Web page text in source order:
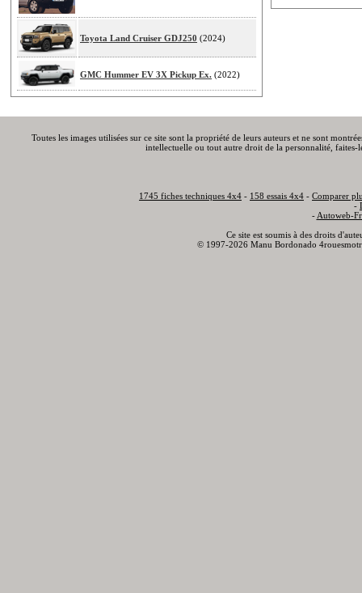
Toyota Land Cruiser GDJ250 (2024)
GMC Hummer EV 3X Pickup Ex. (2022)
Toutes les images utilisées sur ce site sont la propriété de leurs auteurs et ne sont
intellectuelle ou tout autre droit de la personnalité,
1745 fiches techniques 4x4 - 158 essais 4x4 - Comparer
-
- Autoweb-
Ce site est soumis à des droits
© 1997-2026 Manu Bordonado